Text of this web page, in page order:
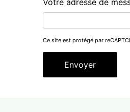
Ce site est protégé par